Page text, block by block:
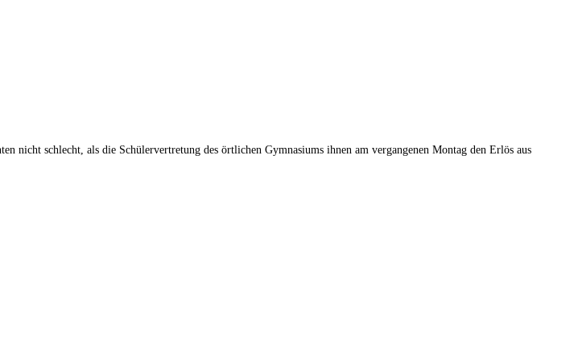
schlecht, als die Schülervertretung des örtlichen Gymnasiums ihnen am vergangenen Montag den Erlös aus